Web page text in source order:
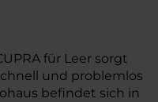
für Leer sorgt
und problemlos
befindet sich in